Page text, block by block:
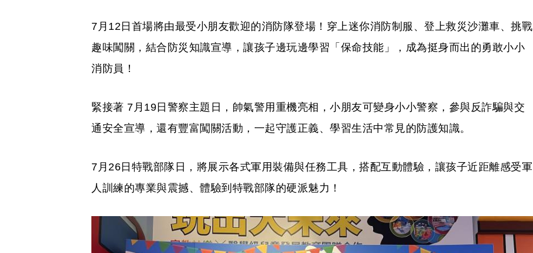
7月12日首場將由最受小朋友歡迎的消防隊登場！穿上迷你消防制服、登上救災沙灘車、挑戰
趣味闖關，結合防災知識宣導，讓孩子邊玩邊學習「保命技能」，成為挺身而出的勇敢小小
消防員！
緊接著 7月19日警察主題日，帥氣警用重機亮相，小朋友可變身小小警察，參與反詐騙與交
通安全宣導，還有豐富闖關活動，一起守護正義、學習生活中常見的防護知識。
7月26日特戰部隊日，將展示各式軍用裝備與任務工具，搭配互動體驗，讓孩子近距離感受軍
人訓練的專業與震撼、體驗到特戰部隊的硬派魅力！